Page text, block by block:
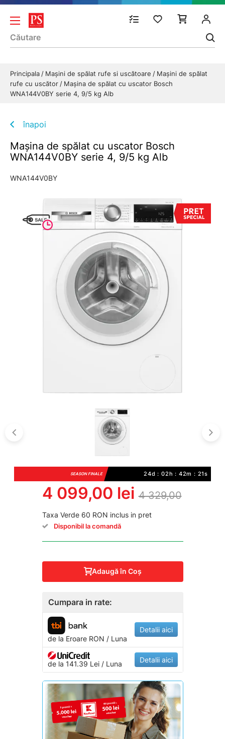
Principala Mașini de spălat rufe si uscătoare
Mașini de spălat
rufe cu uscător
Mașina de spălat cu uscator Bosch
WNA144V0BY serie 4, 9/5 kg Alb
înapoi
Mașina de spălat cu uscator Bosch
WNA144V0BY serie 4, 9/5 kg Alb
WNA144V0BY
SEASON FINALE 24d : 02h : 42m : 21s
4 099,00 lei 4 329,00
Taxa Verde 60 RON inclus in pret
Disponibil la comandă
Adaugă în Coş
Cumpara in rate:
de la EroareRON / Luna
Detalii aici
de la 141.39 Lei / Luna Detalii aici